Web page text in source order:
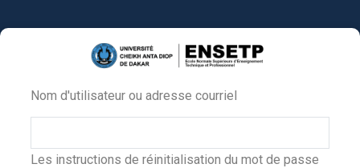
au
Primary
tabs
Nom d'utilisateur ou adresse courriel
Les instructions de réinitialisation du mot de passe